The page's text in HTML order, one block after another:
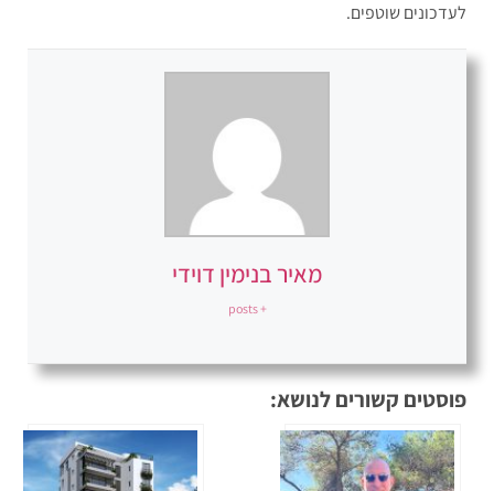
לעדכונים שוטפים.
מאיר בנימין דוידי
+ posts
פוסטים קשורים לנושא: